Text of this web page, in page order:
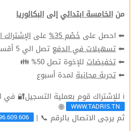
من الخامسة ابتدائي إلى البكالوريا
⬅ احصل على خَصْم 35% على
⬅تسهيلات في الدفع تصل الي 5 أقساط 😍
⬅تخفيضات للإخوة تصل 50% 👪
⬅تجربة مجانية لمدة أسبوع
ℹ للإشتراك قوم بعملية التسجيل🔐 في الموقع |
WWW.TADRIS.TN
🌐
ثم يرجى الاتصال بالرقم 📞 |